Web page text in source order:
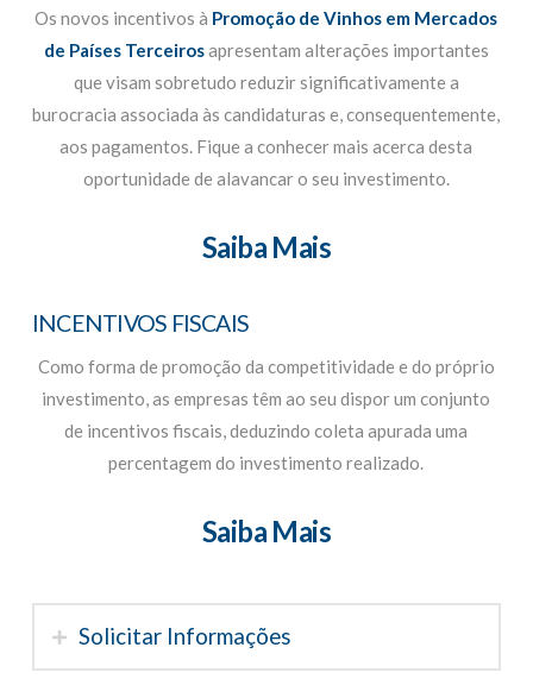
Os novos incentivos à Promoção de Vinhos em Mercados
de Países Terceirosapresentam alterações importantes
que visam sobretudo reduzir significativamente a
burocracia associada às candidaturas e, consequentemente,
aos pagamentos. Fique a conhecer mais acerca desta
oportunidade de alavancar o seu investimento.
Saiba Mais
INCENTIVOS FISCAIS
Como forma de promoção da competitividade e do próprio
investimento, as empresas têm ao seu dispor um conjunto
de incentivos fiscais, deduzindo coleta apurada uma
percentagem do investimento realizado.
Saiba Mais
Solicitar Informações